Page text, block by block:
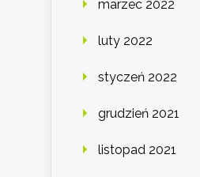
marzec 2022
luty 2022
styczeń 2022
grudzień 2021
listopad 2021